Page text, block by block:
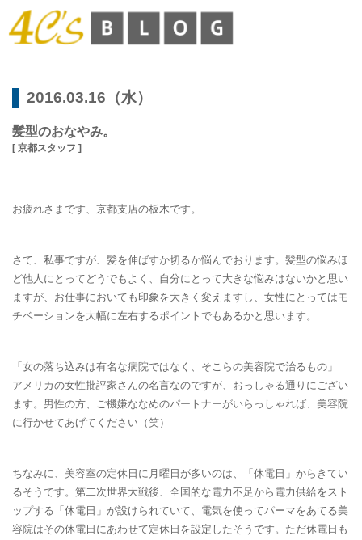
2016.03.16（水）
髪型のおなやみ。
[ 京都スタッフ ]
お疲れさまです、京都支店の板木です。
さて、私事ですが、髪を伸ばすか切るか悩んでおります。髪型の悩みほ
ど他人にとってどうでもよく、自分にとって大きな悩みはないかと思い
ますが、お仕事においても印象を大きく変えますし、女性にとってはモ
チベーションを大幅に左右するポイントでもあるかと思います。
「女の落ち込みは有名な病院ではなく、そこらの美容院で治るもの」
アメリカの女性批評家さんの名言なのですが、おっしゃる通りにござい
ます。男性の方、ご機嫌ななめのパートナーがいらっしゃれば、美容院
に行かせてあげてください（笑）
ちなみに、美容室の定休日に月曜日が多いのは、「休電日」からきてい
るそうです。第二次世界大戦後、全国的な電力不足から電力供給をスト
ップする「休電日」が設けられていて、電気を使ってパーマをあてる美
容院はその休電日にあわせて定休日を設定したそうです。ただ休電日も